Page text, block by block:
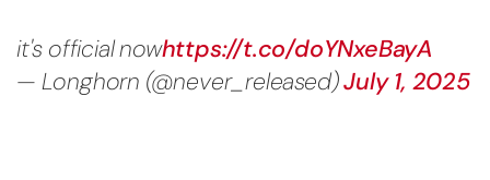
it's official nowhttps://t.co/doYNxeBayA
— Longhorn (@never_released)July 1, 2025